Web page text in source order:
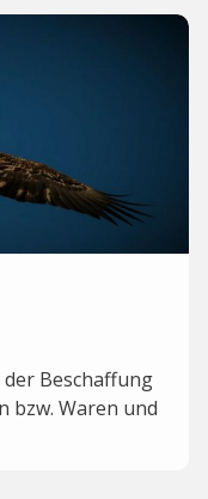
Beschaffung
bzw. Waren und